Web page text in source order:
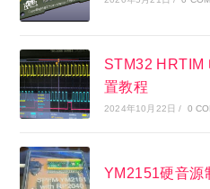
STM32 HRTIM
置教程
2024年10月22日 / 0
YM2151硬音源